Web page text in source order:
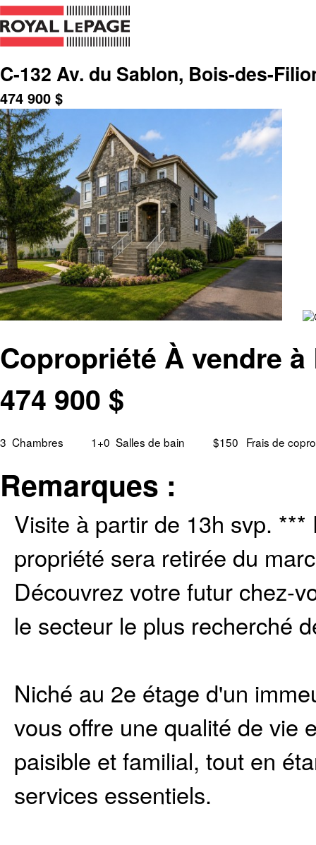
C-132 Av. du Sablon, Bois-des-
474 900 $
Copropriété À vendre
474 900 $
3 Chambres 1+0 Salles de bain $150 Frais de
Remarques :
Visite à partir de 13h svp.
propriété sera retirée du
Découvrez votre futur chez-
le secteur le plus recherché
Niché au 2e étage d'un
vous offre une qualité de vie
paisible et familial, tout en
services essentiels.